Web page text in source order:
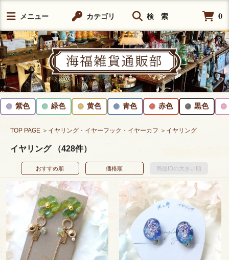
メニュー カテゴリ 検 索 0
紫色 緑色 黄色 青色 赤色 黒色
TOP PAGE ＞イヤリング・イヤーフック・イヤーカフ ＞イヤリング
イヤリング （428件）
おすすめ順 価格順 商品IDの大きい順